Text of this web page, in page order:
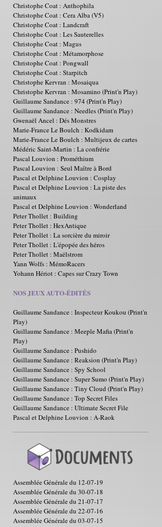
Christophe Coat : Anthophila
Christophe Coat : Cera Alba (V5)
Christophe Coat : Landcraft
Christophe Coat : Les Sauterelles
Christophe Coat : Magus
Christophe Coat : Métamorphose
Christophe Coat : Pongwall
Christophe Coat : Starpitch
Christophe Kervran : Mosaiqua
Christophe Kervran : Mosamino (Print'n Play)
Guillaume Sandance : 974 (Print'n Play)
Guillaume Sandance : Needles (Print'n Play)
Gwenaël Ancel : Dés Monstres
Marie-France Le Boulch : Kodkidam
Marie-France Le Boulch : Multijeux de cartes
Médéric Saint-Martin : La confrérie
Pascal Louvion : Prométhium
Pascal Louvion : Seul Maître à Bord
Pascal et Delphine Louvion : Cosplay
Pascal et Delphine Louvion : La piste des
animaux
Pascal et Delphine Louvion : Wonderland
Peter Thollet : Building
Peter Thollet : HexAntique
Peter Thollet : La sorcière du miroir
Peter Thollet : L'épopée des héros
Peter Thollet : Maëlstrom
Yann Wolfs : MémoRacers
Yohann Hériot : Capes sur Crazy Town
NOS JEUX AUTO-ÉDITÉS
Guillaume Sandance : Inspecteur Koukou (Print'n
Play)
Guillaume Sandance : Meeple Mafia (Print'n
Play)
Guillaume Sandance : Pushido
Guillaume Sandance : Reaksion (Print'n Play)
Guillaume Sandance : Spy School
Guillaume Sandance : Super Sumo (Print'n Play)
Guillaume Sandance : Tiny Cloud (Print'n Play)
Guillaume Sandance : Top Secret Files
Guillaume Sandance : Ultimate Secret File
Pascal et Delphine Louvion : A-Raok
Assemblée Générale du 12-07-19
Assemblée Générale du 30-07-18
Assemblée Générale du 21-07-17
Assemblée Générale du 22-07-16
Assemblée Générale du 03-07-15